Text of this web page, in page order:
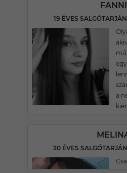
FANNI
19 ÉVES
a
20 ÉVES